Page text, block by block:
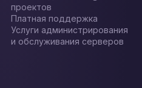
проектов
Платная поддержка
Услуги администрирования
и обслуживания серверов